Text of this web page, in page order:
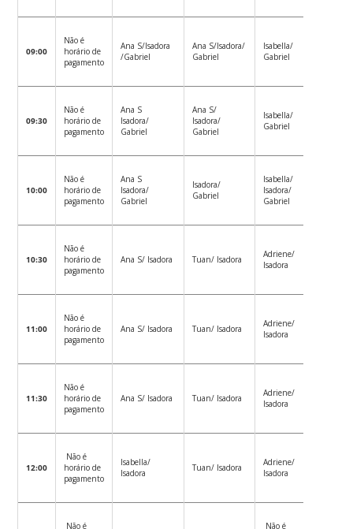
09:00
Não é
horário de
pagamento
Ana S/Isadora
/Gabriel
Ana S/Isadora/
Gabriel
Isabella/
Gabriel
09:30
Não é
horário de
pagamento
Ana S
Isadora/
Gabriel
Ana S/
Isadora/
Gabriel
Isabella/
Gabriel
10:00
Não é
horário de
pagamento
Ana S
Isadora/
Gabriel
Isadora/
Gabriel
Isabella/
Isadora/
Gabriel
10:30
Não é
horário de
pagamento
Ana S/ Isadora Tuan/ Isadora
Adriene/
Isadora
11:00
Não é
horário de
pagamento
Ana S/ Isadora Tuan/ Isadora
Adriene/
Isadora
11:30
Não é
horário de
pagamento
Ana S/ Isadora Tuan/ Isadora
Adriene/
Isadora
12:00
Não é
horário de
pagamento
Isabella/
Isadora
Tuan/ Isadora
Adriene/
Isadora
Não é
Não é